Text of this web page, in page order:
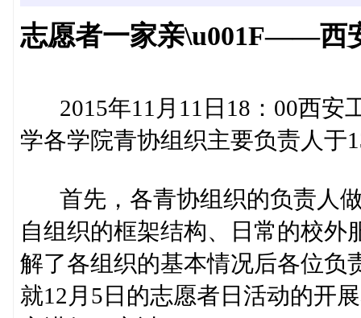
志愿者一家亲\u001F——西
2015年11月11日18：00西安
学各学院青协组织主要负责人于
首先，各青协组织的负责人做
自组织的框架结构、日常的校
解了各组织的基本情况后各位负
就12月5日的志愿者日活动的开